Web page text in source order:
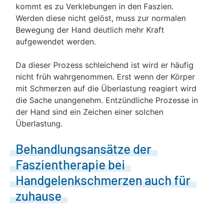
kommt es zu Verklebungen in den Faszien.
Werden diese nicht gelöst, muss zur normalen
Bewegung der Hand deutlich mehr Kraft
aufgewendet werden.
Da dieser Prozess schleichend ist wird er häufig
nicht früh wahrgenommen. Erst wenn der Körper
mit Schmerzen auf die Überlastung reagiert wird
die Sache unangenehm. Entzündliche Prozesse in
der Hand sind ein Zeichen einer solchen
Überlastung.
Behandlungsansätze der
Faszientherapie bei
Handgelenkschmerzen auch für
zuhause